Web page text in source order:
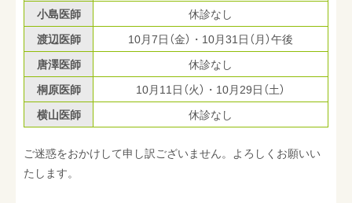
お問い合わせ
小島医師
休診なし
渡辺医師
10月7日（金）・10月31日（月）午後
唐澤医師
休診なし
桐原医師
10月11日（火）・10月29日（土）
横山医師
休診なし
ご迷惑をおかけして申し訳ございません。よろしくお願いい
たします。